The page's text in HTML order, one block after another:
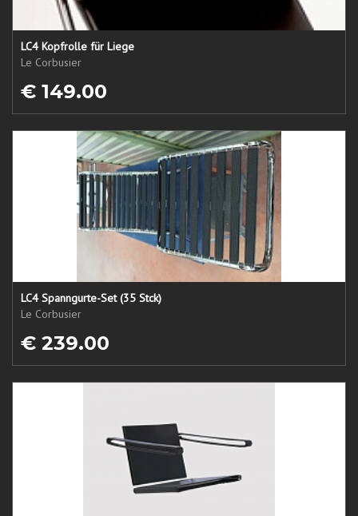
LC4 Kopfrolle für Liege
Le Corbusier
€ 149.00
LC4 Spanngurte-Set (35 Stck)
Le Corbusier
€ 239.00